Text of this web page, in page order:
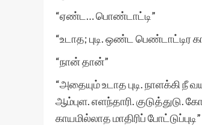
“ஏண்ட… பொண்டாட்டி”
“உடாத; புடி. ஒண்ட
“நான் தான்”
“அதையும் உடாத புடி. நாளக்கி
ஆம்புள. எளந்தாரி. குடுத்துடு.
காயமில்லாத மாதிரிப் போட்டுப்புடி”